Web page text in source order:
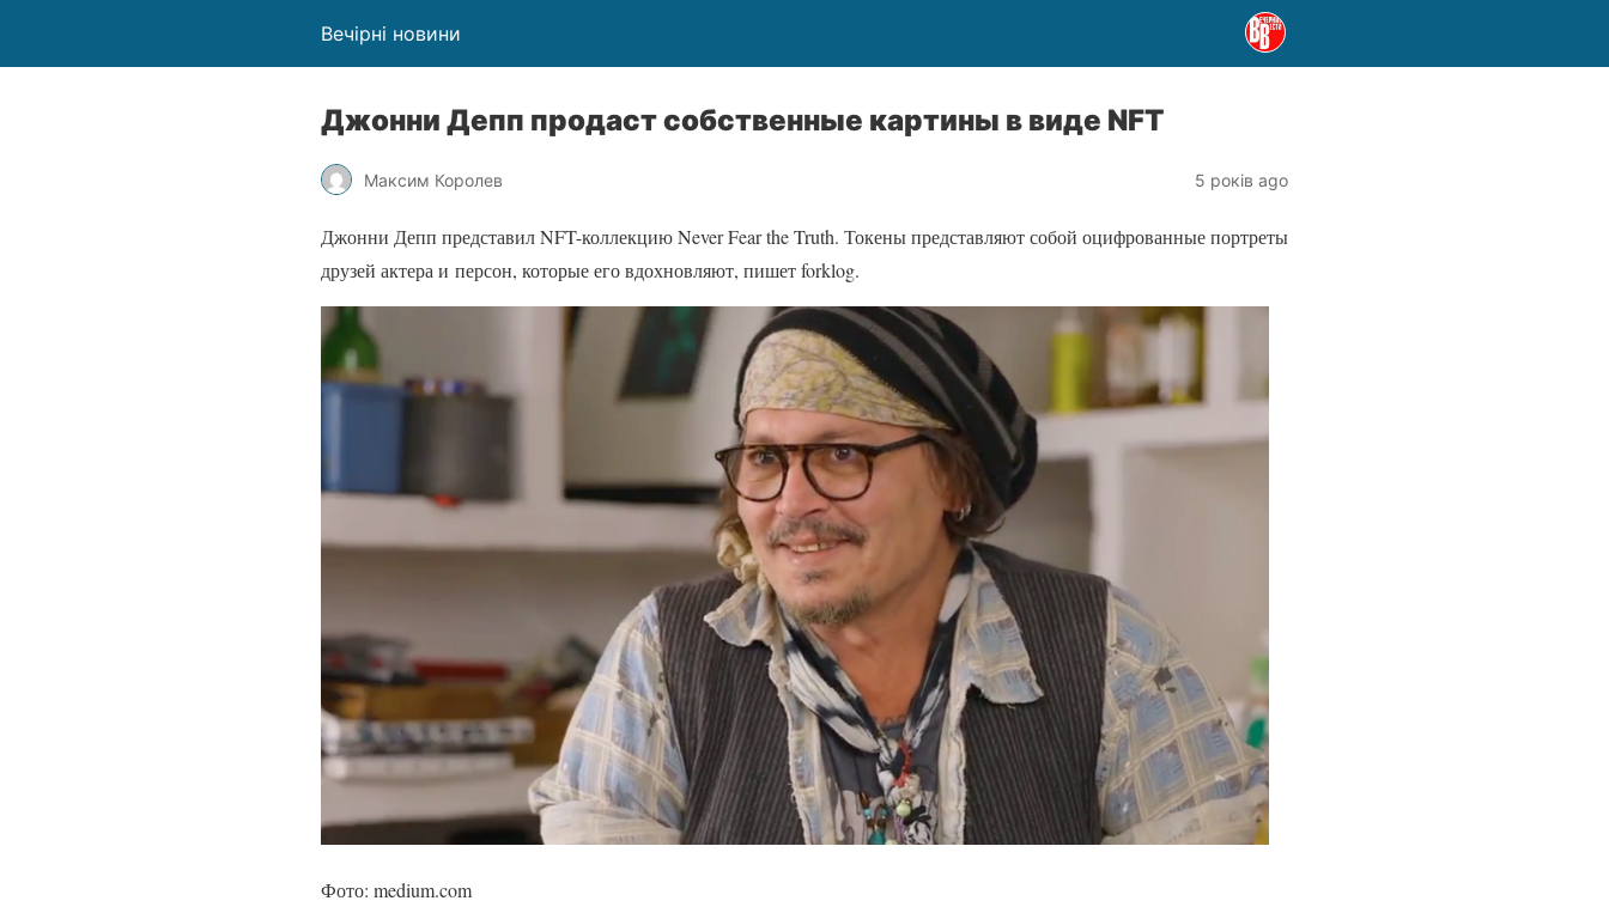
Вечірні новини
Джонни Депп продаст собственные картины в виде NFT
Максим Королев 5 років ago
Джонни Депп представил NFT-коллекцию Never Fear the Truth. Токены представляют собой оцифрованные портреты
друзей актера и персон, которые его вдохновляют, пишет forklog.
Фото: medium.com